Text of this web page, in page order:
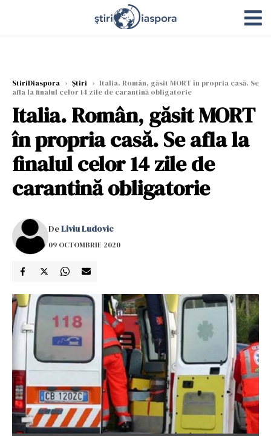
StiriDiaspora › Știri › Italia. Român, găsit MORT în propria casă. Se
afla la finalul celor 14 zile de carantină obligatorie
Italia. Român, găsit MORT
în propria casă. Se afla la
finalul celor 14 zile de
carantină obligatorie
DeLiviu Ludovic
09 OCTOMBRIE 2020